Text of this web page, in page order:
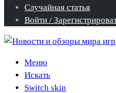
Случайная статья
Войти /
Меню
Искать
Switch skin